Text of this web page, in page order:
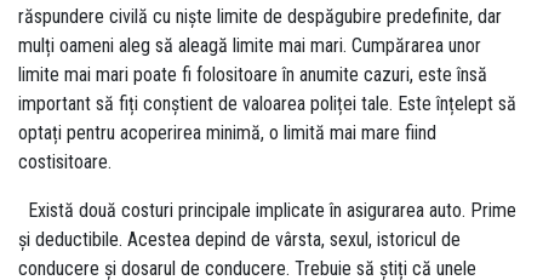
răspundere civilă cu niște limite de despăgubire predefinite, dar
mulți oameni aleg să aleagă limite mai mari. Cumpărarea unor
limite mai mari poate fi folositoare în anumite cazuri, este însă
important să fiți conștient de valoarea poliței tale. Este înțelept să
optați pentru acoperirea minimă, o limită mai mare fiind
costisitoare.
Există două costuri principale implicate în asigurarea auto. Prime
și deductibile. Acestea depind de vârsta, sexul, istoricul de
conducere și dosarul de conducere. Trebuie să știți că unele